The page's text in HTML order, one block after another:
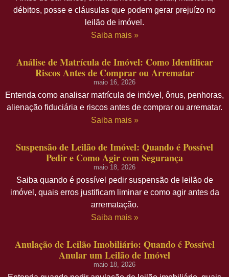
débitos, posse e cláusulas que podem gerar prejuízo no
leilão de imóvel.
Saiba mais »
Análise de Matrícula de Imóvel: Como Identificar
Riscos Antes de Comprar ou Arrematar
maio 16, 2026
Entenda como analisar matrícula de imóvel, ônus, penhoras,
alienação fiduciária e riscos antes de comprar ou arrematar.
Saiba mais »
Suspensão de Leilão de Imóvel: Quando é Possível
Pedir e Como Agir com Segurança
maio 18, 2026
Saiba quando é possível pedir suspensão de leilão de
imóvel, quais erros justificam liminar e como agir antes da
arrematação.
Saiba mais »
Anulação de Leilão Imobiliário: Quando é Possível
Anular um Leilão de Imóvel
maio 18, 2026